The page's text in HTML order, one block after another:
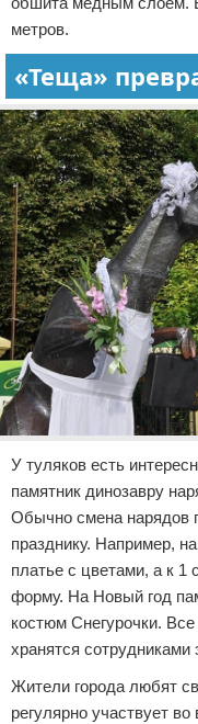
метров.
«Теща»
У туляков есть
памятник динозавру
Обычно смена нарядов
празднику. Например,
платье с цветами, а к
форму. На Новый год
костюм Снегурочки.
хранятся сотрудниками
Жители города любят
регулярно участвует